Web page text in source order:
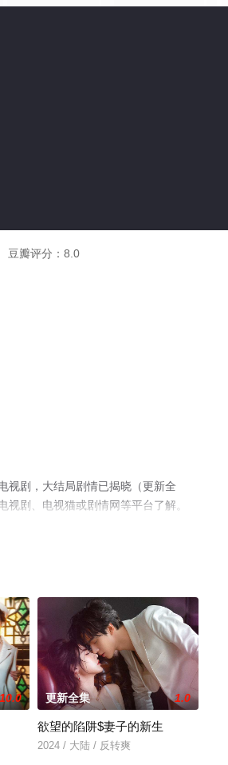
豆瓣评分： 8.0
视剧，大结局剧情已揭晓（更新全
剧、电视猫或剧情网等平台了解。
更新全集 1.0
欲望的陷阱$妻子的新生
2024 / 大陆 / 反转爽